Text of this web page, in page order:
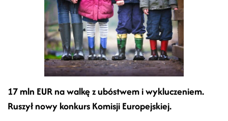
17 mln EUR na walkę z ubóstwem i wykluczeniem.
Ruszył nowy konkurs Komisji Europejskiej.